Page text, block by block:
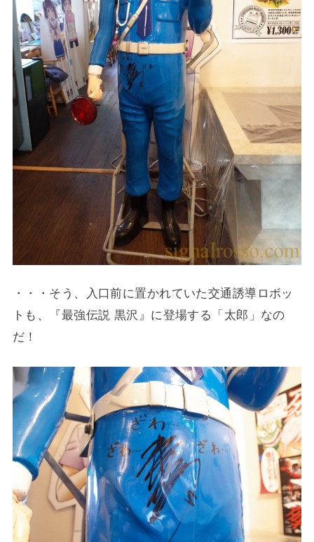
・・・そう、入口前に置かれていた交通誘導ロボッ
トも、『最強伝説 黒沢』に登場する「太郎」なの
だ！